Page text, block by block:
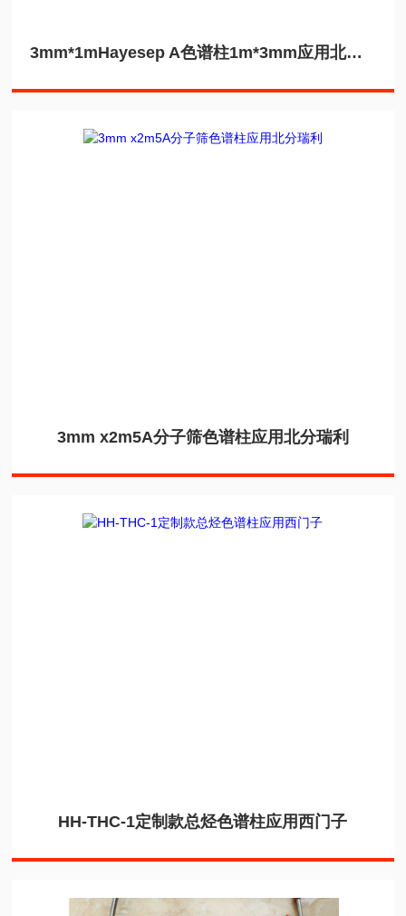
3mm*1mHayesep A色谱柱1m*3mm应用北分瑞利
3mm x2m5A分子筛色谱柱应用北分瑞利
HH-THC-1定制款总烃色谱柱应用西门子